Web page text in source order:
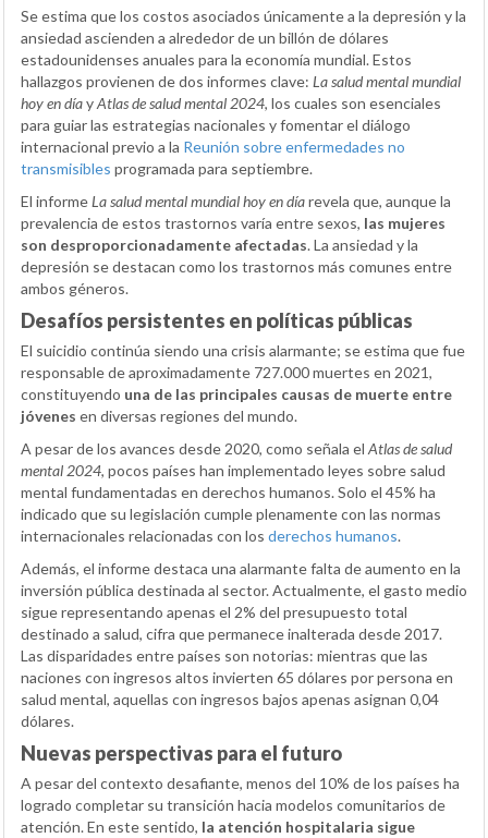
Se estima que los costos asociados únicamente a la depresión y la
ansiedad ascienden a alrededor de un billón de dólares
estadounidenses anuales para la economía mundial. Estos
hallazgos provienen de dos informes clave: La salud mental mundial
hoy en díayAtlas de salud mental 2024, los cuales son esenciales
para guiar las estrategias nacionales y fomentar el diálogo
internacional previo a la Reunión sobre enfermedades no
transmisibles programada para septiembre.
El informeLa salud mental mundial hoy en díarevela que, aunque la
prevalencia de estos trastornos varía entre sexos, las mujeres
son desproporcionadamente afectadas. La ansiedad y la
depresión se destacan como los trastornos más comunes entre
ambos géneros.
Desafíos persistentes en políticas públicas
El suicidio continúa siendo una crisis alarmante; se estima que fue
responsable de aproximadamente 727.000 muertes en 2021,
constituyendo una de las principales causas de muerte entre
jóvenes en diversas regiones del mundo.
A pesar de los avances desde 2020, como señala el Atlas de salud
mental 2024, pocos países han implementado leyes sobre salud
mental fundamentadas en derechos humanos. Solo el 45% ha
indicado que su legislación cumple plenamente con las normas
internacionales relacionadas con los derechos humanos.
Además, el informe destaca una alarmante falta de aumento en la
inversión pública destinada al sector. Actualmente, el gasto medio
sigue representando apenas el 2% del presupuesto total
destinado a salud, cifra que permanece inalterada desde 2017.
Las disparidades entre países son notorias: mientras que las
naciones con ingresos altos invierten 65 dólares por persona en
salud mental, aquellas con ingresos bajos apenas asignan 0,04
dólares.
Nuevas perspectivas para el futuro
A pesar del contexto desafiante, menos del 10% de los países ha
logrado completar su transición hacia modelos comunitarios de
atención. En este sentido, la atención hospitalaria sigue